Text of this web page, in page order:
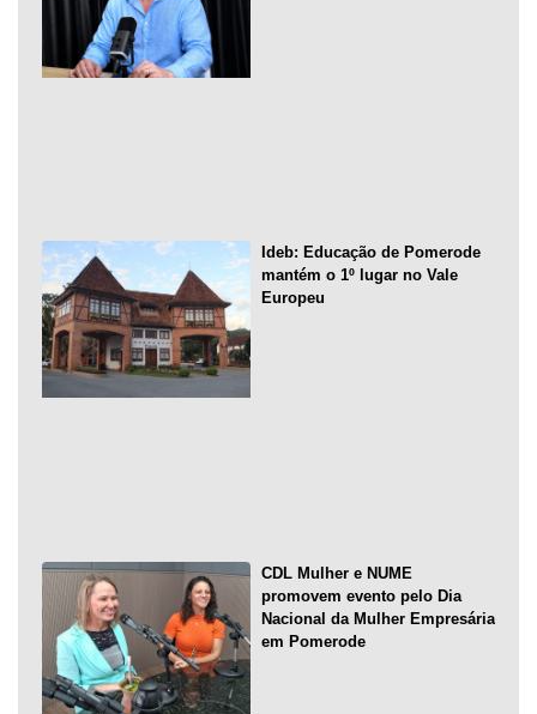
Ideb: Educação de Pomerode
mantém o 1º lugar no Vale
Europeu
CDL Mulher e NUME
promovem evento pelo Dia
Nacional da Mulher Empresária
em Pomerode